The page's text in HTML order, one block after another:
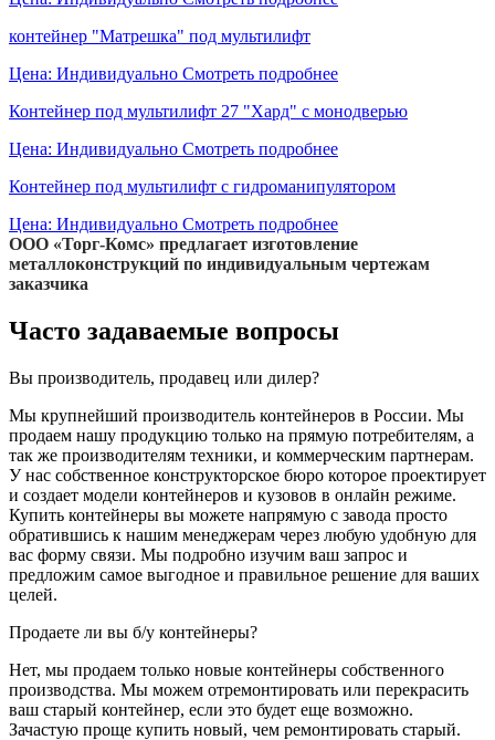
контейнер "Матрешка" под мультилифт
Цена: Индивидуально Смотреть подробнее
Контейнер под мультилифт 27 "Хард" с монодверью
Цена: Индивидуально Смотреть подробнее
Контейнер под мультилифт с гидроманипулятором
Цена: Индивидуально Смотреть подробнее
ООО «Торг-Комс» предлагает изготовление
металлоконструкций по индивидуальным чертежам
заказчика
Часто задаваемые вопросы
Вы производитель, продавец или дилер?
Мы крупнейший производитель контейнеров в России. Мы
продаем нашу продукцию только на прямую потребителям, а
так же производителям техники, и коммерческим партнерам.
У нас собственное конструкторское бюро которое проектирует
и создает модели контейнеров и кузовов в онлайн режиме.
Купить контейнеры вы можете напрямую с завода просто
обратившись к нашим менеджерам через любую удобную для
вас форму связи. Мы подробно изучим ваш запрос и
предложим самое выгодное и правильное решение для ваших
целей.
Продаете ли вы б/у контейнеры?
Нет, мы продаем только новые контейнеры собственного
производства. Мы можем отремонтировать или перекрасить
ваш старый контейнер, если это будет еще возможно.
Зачастую проще купить новый, чем ремонтировать старый.